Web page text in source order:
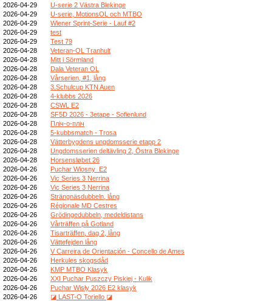
2026-04-29
U-serie 2 Västra Blekinge
2026-04-29
U-serie, MotionsOL och MTBO
2026-04-29
Wiener Sprint-Serie - Lauf #2
2026-04-29
test
2026-04-29
Test 79
2026-04-28
Veteran-OL Tranhult
2026-04-28
Mitt i Sörmland
2026-04-28
Dala Veteran OL
2026-04-28
Vårserien, #1, lång
2026-04-28
3.Schulcup KTN Auen
2026-04-28
4-klubbs 2026
2026-04-28
CSWL E2
2026-04-28
SF5D 2026 - 3etape - Sofienlund
2026-04-28
Пліч-о-пліч
2026-04-28
5-kubbsmatch - Trosa
2026-04-28
Vätterbygdens ungdomsserie etapp 2
2026-04-28
Ungdomsserien deltävling 2, Östra Blekinge
2026-04-28
Horsensløbet 26
2026-04-26
Puchar Wiosny_E2
2026-04-26
Vic Series 3 Nerrina
2026-04-26
Vic Series 3 Nerrina
2026-04-26
Strängnäsdubbeln, lång
2026-04-26
Régionale MD Cestres
2026-04-26
Grödingedubbeln, medeldistans
2026-04-26
Vårträffen på Gotland
2026-04-26
Tisarträffen, dag 2, lång
2026-04-26
Vättefejden lång
2026-04-26
V Carreira de Orientación - Concello de Ames
2026-04-26
Herkules skogsdåd
2026-04-26
KMP MTBO Klasyk
2026-04-26
XXI Puchar Puszczy Piskiej - Kulik
2026-04-26
Puchar Wisły 2026 E2 klasyk
2026-04-26
◪ LAST-O Toriello ◪